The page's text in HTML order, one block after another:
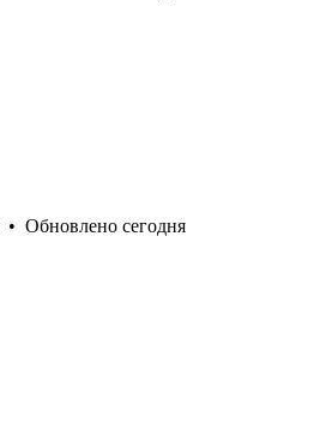
• Обновлено сегодня